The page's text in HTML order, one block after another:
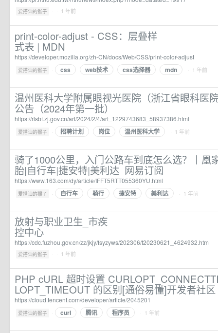
爱搭讪的猴子 · · 1 年前
print-color-adjust - CSS：层叠样
式表 | MDN
https://developer.mozilla.org/zh-CN/docs/Web/CSS/print-color-adjust
爱搭讪的猴子 · css web技术 css选择器 mdn · 1 年前
温州医科大学附属眼视光医院（浙江省眼科医
公告（2024年第一批）
https://rlsbt.zj.gov.cn/art/2024/2/4/art_1229743683_58937386.html
爱搭讪的猴子 · 招聘计划 岗位 温州医科大学 · 1 年前
骑了1000公里，入门公路车到底怎么选？丨凰
胎|自行车|捷安特|美利达_网易订阅
https://www.163.com/dy/article/IFFT5RTT055360YU.html
爱搭讪的猴子 · 自行车 骑行 捷安特 美利达 · 1 年前
放射与职业卫生_市疾
控中心
https://cdc.fuzhou.gov.cn/zz/jkjy/fsyzyws/202306/t20230621_4624932.htm
爱搭讪的猴子 · · 1 年前
PHP cURL 超时设置
LOPT_TIMEOUT 的区别[通俗易懂]开发者社区
https://cloud.tencent.com/developer/article/2045201
爱搭讪的猴子 · curl 腾讯 程序员 · 1 年前